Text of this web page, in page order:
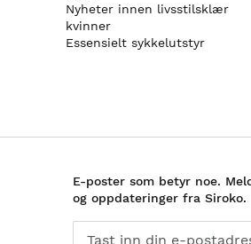
Nyheter innen livsstilsklær
kvinner
Essensielt sykkelutstyr
E-poster som betyr noe.
og oppdateringer fra Siroko.
Tast inn din e-